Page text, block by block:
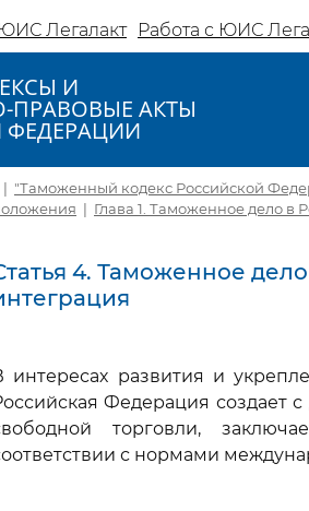
Легалакт Работа с ЮИС
И
ПРАВОВЫЕ АКТЫ
| "Таможенный кодекс Российской
| Глава 1. Таможенное дело в
4. Таможенное
интересах развития и
Федерация создает
торговли,
с нормами